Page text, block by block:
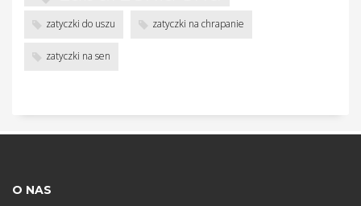
zatyczki do uszu zatyczki na chrapanie
zatyczki na sen
O NAS